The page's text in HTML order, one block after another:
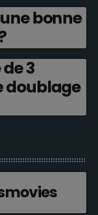
bonne
3
doublage